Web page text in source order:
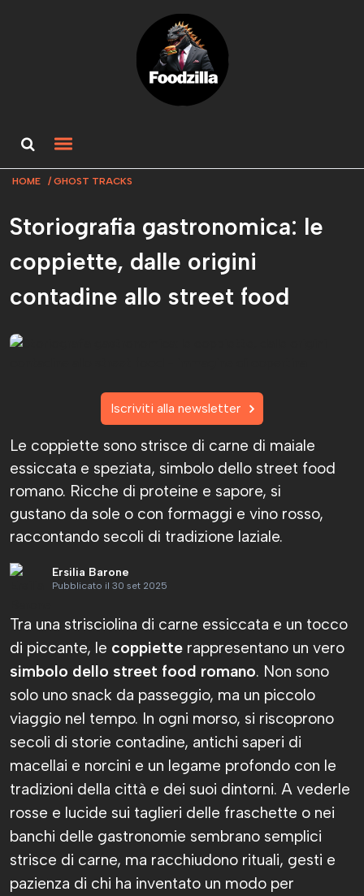
HOME GHOST TRACKS
Storiografia gastronomica: le
coppiette, dalle origini
contadine allo street food
Iscriviti alla newsletter
Le coppiette sono strisce di carne di maiale
essiccata e speziata, simbolo dello street food
romano. Ricche di proteine e sapore, si
gustano da sole o con formaggi e vino rosso,
raccontando secoli di tradizione laziale.
Ersilia Barone
Pubblicato il 30 set 2025
Tra una strisciolina di carne essiccata e un tocco
di piccante, le coppiette rappresentano un vero
simbolo dello street food romano. Non sono
solo uno snack da passeggio, ma un piccolo
viaggio nel tempo. In ogni morso, si riscoprono
secoli di storie contadine, antichi saperi di
macellai e norcini e un legame profondo con le
tradizioni della città e dei suoi dintorni. A vederle
rosse e lucide sui taglieri delle fraschette o nei
banchi delle gastronomie sembrano semplici
strisce di carne, ma racchiudono rituali, gesti e
pazienza di chi ha inventato un modo per